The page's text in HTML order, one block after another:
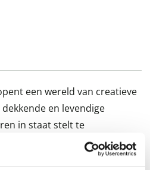
een wereld van creatieve
en levendige
in staat stelt te
kleuren en prachtige
diverse oppervlakken. Van